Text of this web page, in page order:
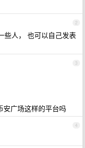
2
些人， 也可以自己发表
3
安广场这样的平台吗
4